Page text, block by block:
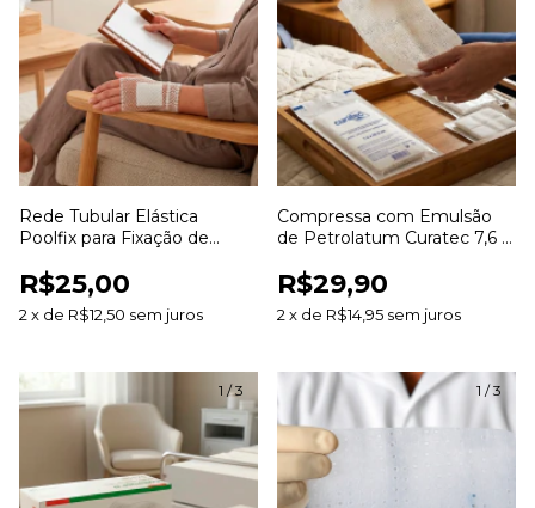
Rede Tubular Elástica
Poolfix para Fixação de
R$25,00
2 x de R$12,50 sem juros
Compressa com Emulsão
de Petrolatum Curatec 7,6 x
R$29,90
2 x de R$14,95 sem juros
1 /3 1 /3